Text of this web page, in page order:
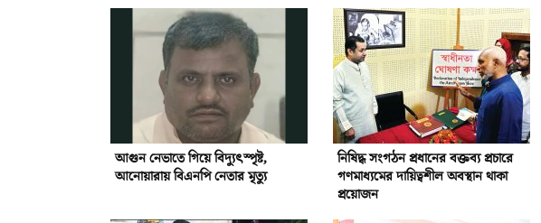
আগুন নেভাতে গিয়ে বিদ্যুৎস্পৃষ্ট,
আনোয়ারায় বিএনপি নেতার মৃত্যু
নিষিদ্ধ সংগঠন প্রধানের বক্তব্য প্রচারে
গণমাধ্যমের দায়িত্বশীল অবস্থান থাকা
প্রয়োজন